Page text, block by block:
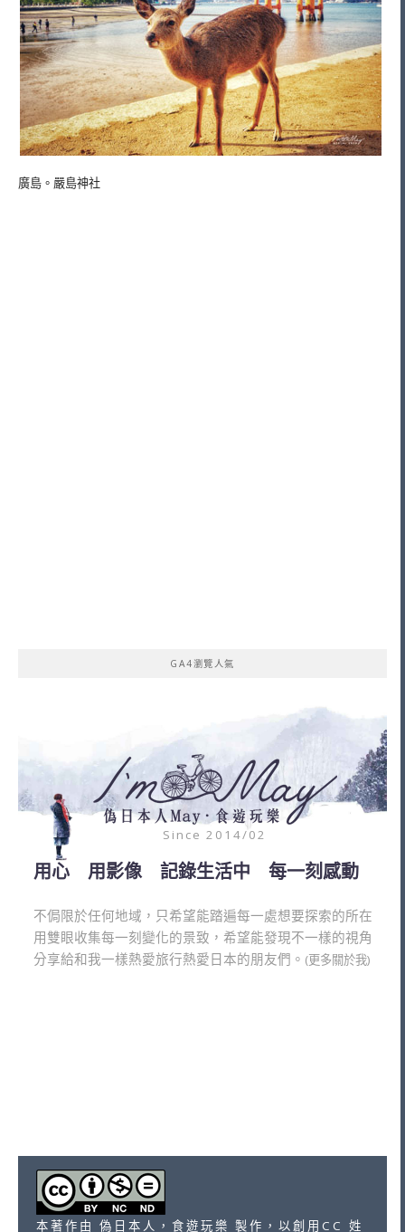
廣島。嚴島神社
GA4瀏覽人氣
Since 2014/02
用心 用影像 記錄生活中 每一刻感動
不侷限於任何地域，只希望能踏遍每一處想要探索的所在
用雙眼收集每一刻變化的景致，希望能發現不一樣的視角
分享給和我一樣熱愛旅行熱愛日本的朋友們。 (更多關於我)
本著作由 偽日本人，食遊玩樂 製作，以創用CC 姓